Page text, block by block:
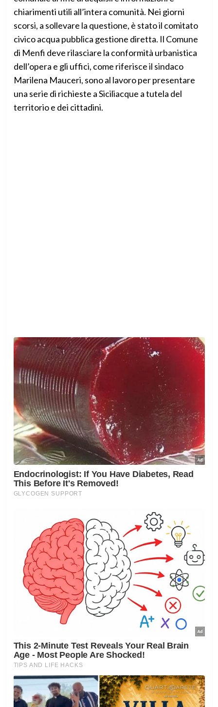
chiarimenti utili all’intera comunità. Nei giorni
scorsi, a sollevare la questione, è stato il comitato
civico acqua pubblica gestione diretta. Il Comune
di Menfi deve rilasciare la conformità urbanistica
dell’opera e gli uffici, come riferisce il sindaco
Marilena Mauceri, sono al lavoro per presentare
una serie di richieste a Siciliacque a tutela del
territorio e dei cittadini.